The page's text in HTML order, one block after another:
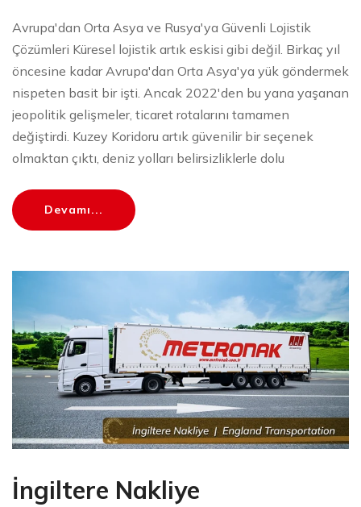
Avrupa'dan Orta Asya ve Rusya'ya Güvenli Lojistik
Çözümleri Küresel lojistik artık eskisi gibi değil. Birkaç yıl
öncesine kadar Avrupa'dan Orta Asya'ya yük göndermek
nispeten basit bir işti. Ancak 2022'den bu yana yaşanan
jeopolitik gelişmeler, ticaret rotalarını tamamen
değiştirdi. Kuzey Koridoru artık güvenilir bir seçenek
olmaktan çıktı, deniz yolları belirsizliklerle dolu
Devamı...
İngiltere Nakliye